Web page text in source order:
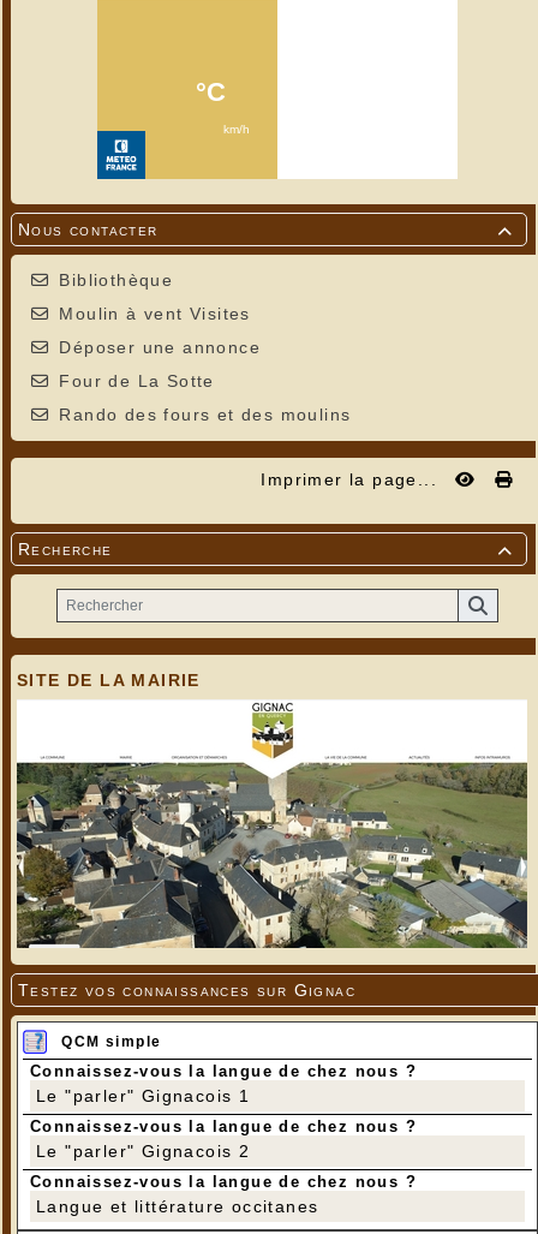

Nous contacter
Bibliothèque
Moulin à vent Visites
Déposer une annonce
Four de La Sotte
Rando des fours et des moulins
Imprimer la page...

Recherche
SITE DE LA MAIRIE
Testez vos connaissances sur Gignac
QCM simple
Connaissez-vous la langue de chez nous ?
Le "parler" Gignacois 1
Connaissez-vous la langue de chez nous ?
Le "parler" Gignacois 2
Connaissez-vous la langue de chez nous ?
Langue et littérature occitanes